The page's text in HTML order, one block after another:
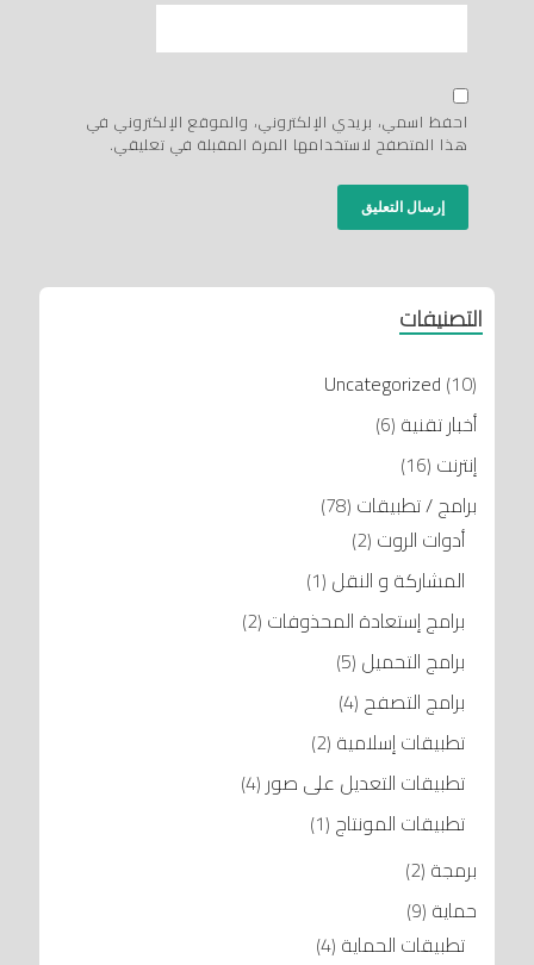
احفظ اسمي، بريدي الإلكتروني، والموقع الإلكتروني في
هذا المتصفح لاستخدامها المرة المقبلة في تعليقي.
التصنيفات
Uncategorized (10)
أخبار تقنية (6)
إنترنت (16)
برامج / تطبيقات (78)
أدوات الروت (2)
المشاركة و النقل (1)
برامج إستعادة المحذوفات (2)
برامج التحميل (5)
برامج التصفح (4)
تطبيقات إسلامية (2)
تطبيقات التعديل على صور (4)
تطبيقات المونتاج (1)
برمجة (2)
حماية (9)
تطبيقات الحماية (4)